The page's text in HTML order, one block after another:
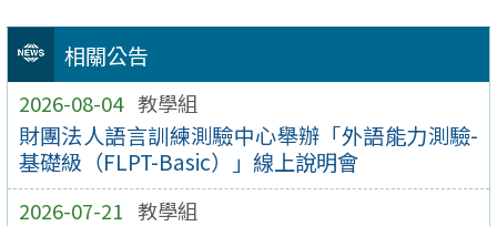
相關公告
2026-08-04 教學組
財團法人語言訓練測驗中心舉辦「外語能力測驗-
基礎級（FLPT-Basic）」線上說明會
2026-07-21 教學組